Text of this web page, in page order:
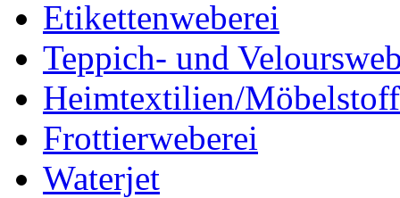
Etikettenweberei
Teppich- und
Heimtextilien/
Frottierweberei
Waterjet